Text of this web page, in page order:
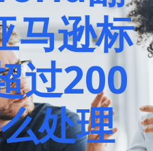
马逊标
过200
处理